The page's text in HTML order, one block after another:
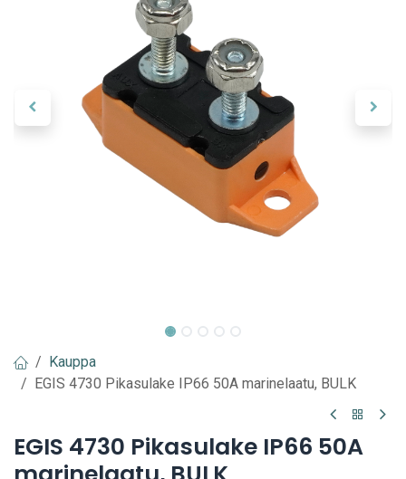
Kauppa
EGIS 4730 Pikasulake IP66 50A marinelaatu, BULK
EGIS 4730 Pikasulake IP66 50A